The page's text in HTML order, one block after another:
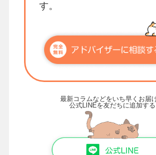
す。
最新コラムなどをいち早くお届
公式LINEを友だちに追加する